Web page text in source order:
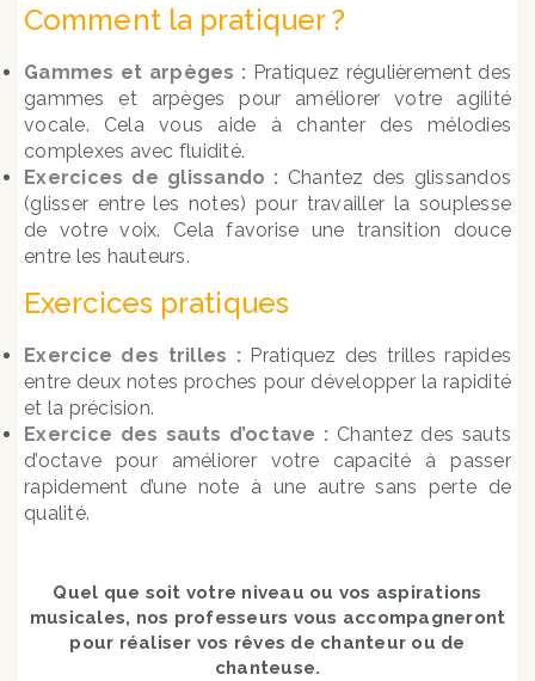
Comment la pratiquer ?
Gammes et arpèges : Pratiquez régulièrement des
gammes et arpèges pour améliorer votre agilité
vocale. Cela vous aide à chanter des mélodies
complexes avec fluidité.
Exercices de glissando : Chantez des glissandos
(glisser entre les notes) pour travailler la souplesse
de votre voix. Cela favorise une transition douce
entre les hauteurs.
Exercices pratiques
Exercice des trilles :Pratiquez des trilles rapides
entre deux notes proches pour développer la rapidité
et la précision.
Exercice des sauts d’octave : Chantez des sauts
d’octave pour améliorer votre capacité à passer
rapidement d’une note à une autre sans perte de
qualité.
Quel que soit votre niveau ou vos aspirations
musicales, nos professeurs vous accompagneront
pour réaliser vos rêves de chanteur ou de
chanteuse.